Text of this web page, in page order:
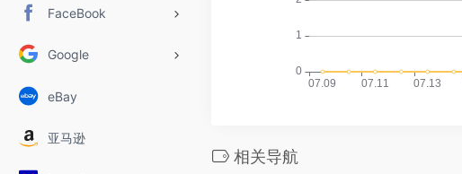
FaceBook
Google
eBay
亚马逊
相关导航